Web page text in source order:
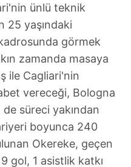
ünlü teknik
25 yaşındaki
görmek
zamanda masaya
ile Cagliari'nin
vereceği, Bologna
süreci yakından
boyunca 240
Okereke, geçen
gol, 1 asistlik katkı